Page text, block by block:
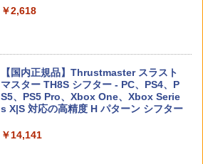
ァームウェア プロコン プロコン2 プロコ
ントローラー スイッチ2 スイッチ Switc
h コントローラー ワイヤレスコントロー
ラー 連射機能 ワイヤレス switch2コン
トローラ Switch2コントローラー
￥2,960
￥3,490
グランツーリスモ7 PS5版
￥3,779
「劇場版 あの日見た花の名前を僕達はま
だ知らない。」4K Ultra HD Blu-ray(通
常版)【4K ULTRA HD】 [ 超平和バスタ
ーズ ]
￥6,658
ンラインコード版
ニンテンドープリペイド番号 5000円|オ
ンラインコード版
トローラー ミッドナイト ブラック(CFI-
ZCT2J01)
【純正品】DualSense ワイヤレスコン
トローラー(CFI-ZCT2J)
￥10,737
￥2,618
【国内正規品】Thrustmaster スラスト
マスター TH8S シフター - PC、PS4、P
S5、PS5 Pro、Xbox One、Xbox Serie
s X|S 対応の高精度 H パターン シフター
￥14,141